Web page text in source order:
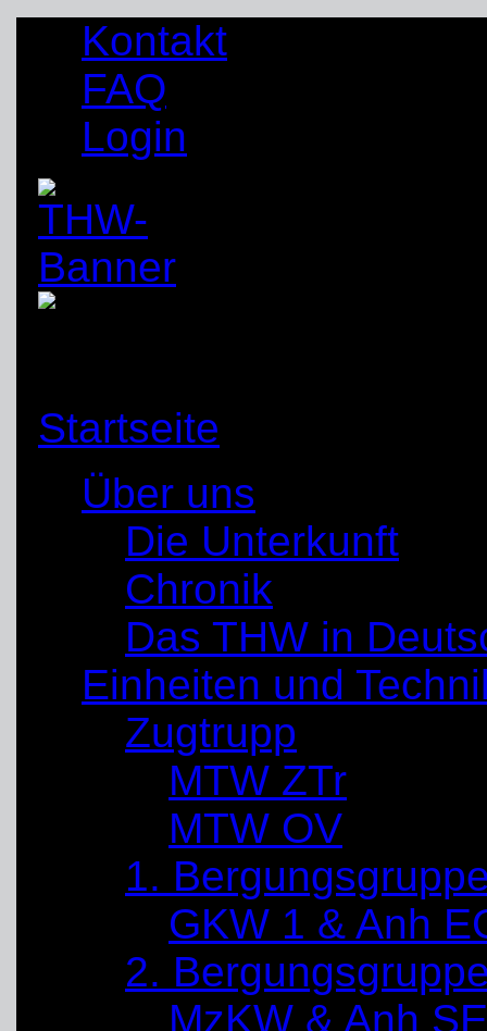
Kontakt
FAQ
Login
Startseite
Über uns
Die Unterkunft
Chronik
Das THW in
Einheiten und
Zugtrupp
MTW ZTr
MTW OV
1.
GKW 1 & Anh
2.
MzKW & Anh